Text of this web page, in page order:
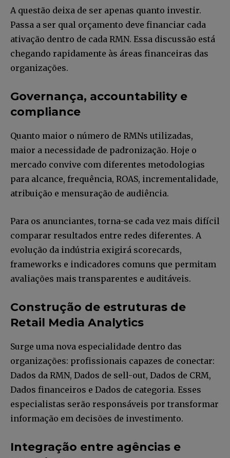
A questão deixa de ser apenas quanto investir.
Passa a ser qual orçamento deve financiar cada
ativação dentro de cada RMN. Essa discussão está
chegando rapidamente às áreas financeiras das
organizações.
Governança, accountability e
compliance
Quanto maior o número de RMNs utilizadas,
maior a necessidade de padronização. Hoje o
mercado convive com diferentes metodologias
para alcance, frequência, ROAS, incrementalidade,
atribuição e mensuração de audiência.
Para os anunciantes, torna-se cada vez mais difícil
comparar resultados entre redes diferentes. A
evolução da indústria exigirá scorecards,
frameworks e indicadores comuns que permitam
avaliações mais transparentes e auditáveis.
Construção de estruturas de
Retail Media Analytics
Surge uma nova especialidade dentro das
organizações: profissionais capazes de conectar:
Dados da RMN, Dados de sell-out, Dados de CRM,
Dados financeiros e Dados de categoria. Esses
especialistas serão responsáveis por transformar
informação em decisões de investimento.
Integração entre agências e